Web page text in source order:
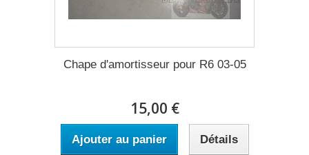
Chape d'amortisseur pour R6 03-05
15,00 €
Ajouter au panier Détails